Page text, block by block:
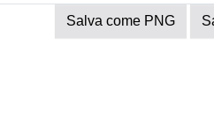
Salva come PNG